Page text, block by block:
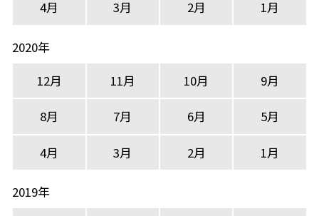
4月 3月 2月 1月
2020年
12月
11月 10月 9月
8月 7月 6月 5月
4月 3月 2月 1月
2019年